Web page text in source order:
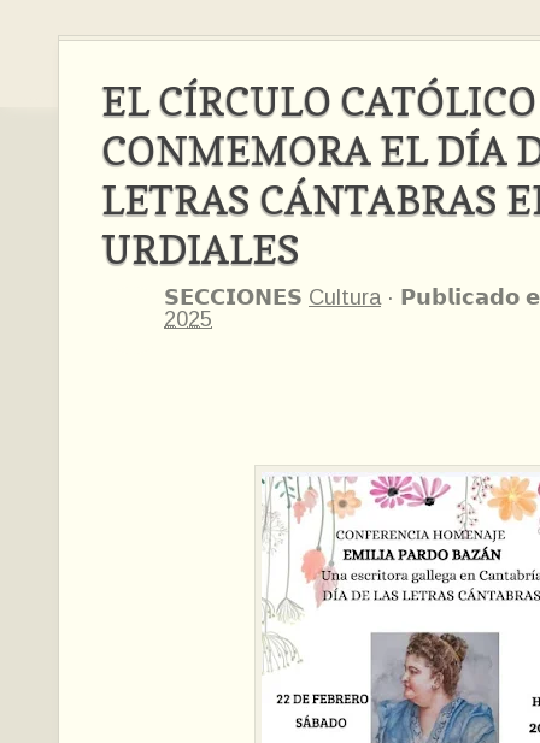
EL CÍRCULO CATÓLICO
CONMEMORA EL DÍA
LETRAS CÁNTABRAS
URDIALES
𝗦𝗘𝗖𝗖𝗜𝗢𝗡𝗘𝗦 Cultura · 𝗣𝘂𝗯𝗹𝗶𝗰𝗮𝗱𝗼
2025